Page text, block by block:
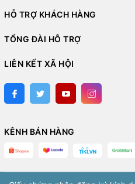
HỖ TRỢ KHÁCH HÀNG
TỔNG ĐÀI HỖ TRỢ
LIÊN KẾT XÃ HỘI
KÊNH BÁN HÀNG